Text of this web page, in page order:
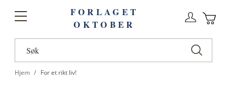
Toggle
FORLAGET
OKTOBER
Hjem For et rikt liv!